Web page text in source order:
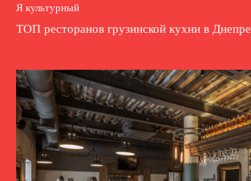
Я культурный
ТОП ресторанов грузинской кухни в Днепре